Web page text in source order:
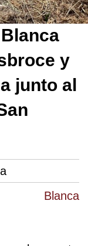
Blanca
y
junto al